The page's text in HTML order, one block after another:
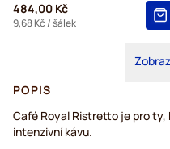
484,00 Kč
9,68 Kč / šálek
POPIS
Café Royal Ristretto je pro
intenzivní kávu.